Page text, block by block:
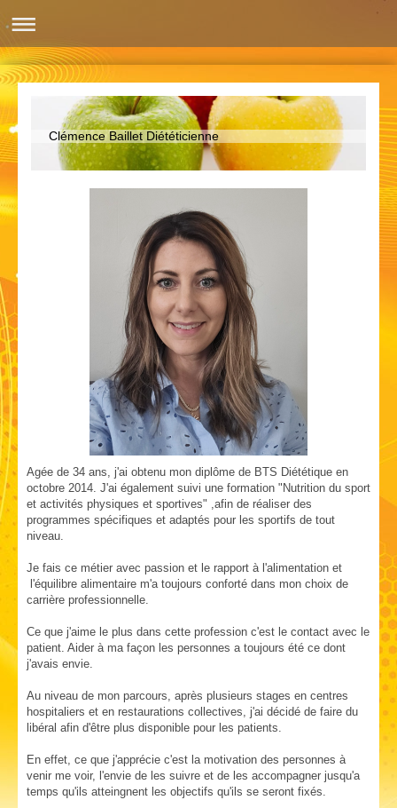
Clémence Baillet Diététicienne
Agée de 34 ans, j'ai obtenu mon diplôme de BTS Diététique en
octobre 2014. J'ai également suivi une formation "Nutrition du sport
et activités physiques et sportives" ,afin de réaliser des
programmes spécifiques et adaptés pour les sportifs de tout
niveau.
Je fais ce métier avec passion et le rapport à l'alimentation et
l'équilibre alimentaire m'a toujours conforté dans mon choix de
carrière professionnelle.
Ce que j'aime le plus dans cette profession c'est le contact avec le
patient. Aider à ma façon les personnes a toujours été ce dont
j'avais envie.
Au niveau de mon parcours, après plusieurs stages en centres
hospitaliers et en restaurations collectives, j'ai décidé de faire du
libéral afin d'être plus disponible pour les patients.
En effet, ce que j'apprécie c'est la motivation des personnes à
venir me voir, l'envie de les suivre et de les accompagner jusqu'a
temps qu'ils atteingnent les objectifs qu'ils se seront fixés.